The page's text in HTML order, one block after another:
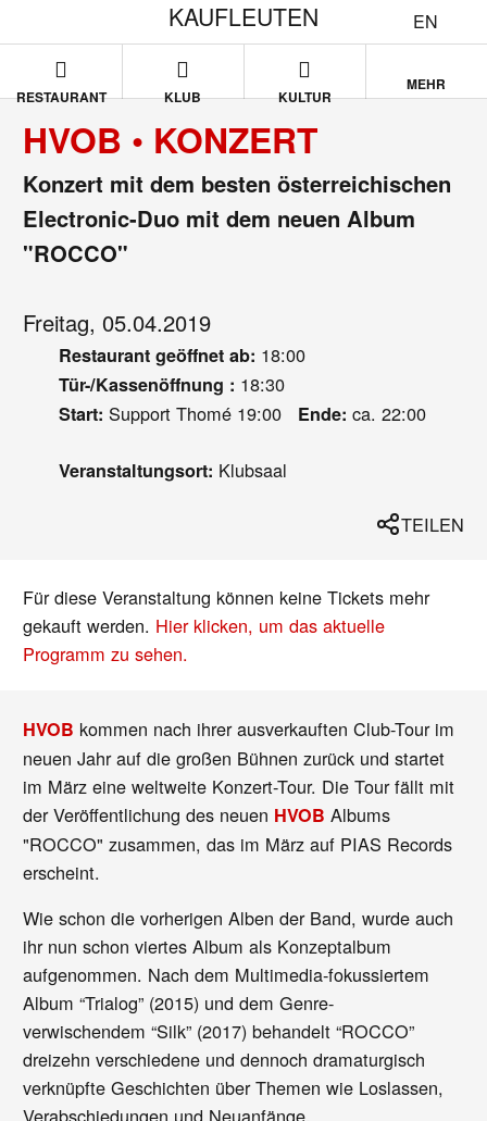
EN
KAUFLEUTEN
RESTAURANT KLUB KULTUR
MEHR
HVOB • KONZERT
Konzert mit dem besten österreichischen
Electronic-Duo mit dem neuen Album
"ROCCO"
Freitag, 05.04.2019
Restaurant geöffnet ab: 18:00
Tür-/Kassenöffnung : 18:30
Start: Support Thomé 19:00 Ende: ca. 22:00
Veranstaltungsort: Klubsaal
TEILEN
Für diese Veranstaltung können keine Tickets mehr
gekauft werden. Hier klicken, um das aktuelle
Programm zu sehen.
HVOB kommen nach ihrer ausverkauften Club-Tour im
neuen Jahr auf die großen Bühnen zurück und startet
im März eine weltweite Konzert-Tour. Die Tour fällt mit
der Veröffentlichung des neuen HVOB Albums
"ROCCO" zusammen, das im März auf PIAS Records
erscheint.
Wie schon die vorherigen Alben der Band, wurde auch
ihr nun schon viertes Album als Konzeptalbum
aufgenommen. Nach dem Multimedia-fokussiertem
Album “Trialog” (2015) und dem Genre-
verwischendem “Silk” (2017) behandelt “ROCCO”
dreizehn verschiedene und dennoch dramaturgisch
verknüpfte Geschichten über Themen wie Loslassen,
Verabschiedungen und Neuanfänge.